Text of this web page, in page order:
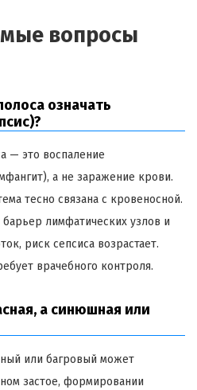
вопросы
означать
— это воспаление
а не заражение крови.
тесно связана с кровеносной.
лимфатических узлов и
риск сепсиса возрастает.
врачебного контроля.
а синюшная или
или багровый может
застое, формировании